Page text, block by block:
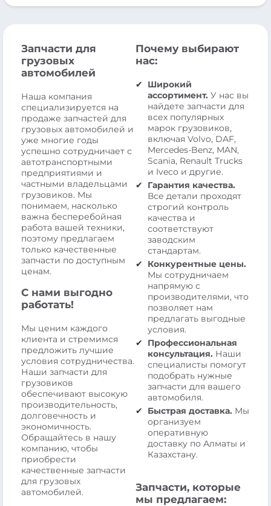
Запчасти для
грузовых
автомобилей
Наша компания
специализируется на
продаже запчастей для
грузовых автомобилей и
уже многие годы
успешно сотрудничает с
автотранспортными
предприятиями и
частными владельцами
грузовиков. Мы
понимаем, насколько
важна бесперебойная
работа вашей техники,
поэтому предлагаем
только качественные
запчасти по доступным
ценам.
С нами выгодно
работать!
Мы ценим каждого
клиента и стремимся
предложить лучшие
условия сотрудничества.
Наши запчасти для
грузовиков
обеспечивают высокую
производительность,
долговечность и
экономичность.
Обращайтесь в нашу
компанию, чтобы
приобрести
качественные запчасти
для грузовых
автомобилей.
Почему выбирают
нас:
Широкий
ассортимент. У нас вы
найдете запчасти для
всех популярных
марок грузовиков,
включая Volvo, DAF,
Mercedes-Benz, MAN,
Scania, Renault Trucks
и Iveco и другие.
Гарантия качества.
Все детали проходят
строгий контроль
качества и
соответствуют
заводским
стандартам.
Конкурентные цены.
Мы сотрудничаем
напрямую с
производителями, что
позволяет нам
предлагать выгодные
условия.
Профессиональная
консультация. Наши
специалисты помогут
подобрать нужные
запчасти для вашего
автомобиля.
Быстрая доставка. Мы
организуем
оперативную
доставку по Алматы и
Казахстану.
Запчасти, которые
мы предлагаем: